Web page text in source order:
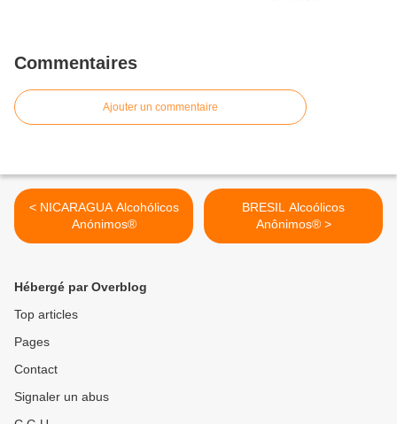
Commentaires
Ajouter un commentaire
< NICARAGUA Alcohólicos
Anónimos®
BRESIL Alcoólicos
Anônimos® >
Hébergé par Overblog
Top articles
Pages
Contact
Signaler un abus